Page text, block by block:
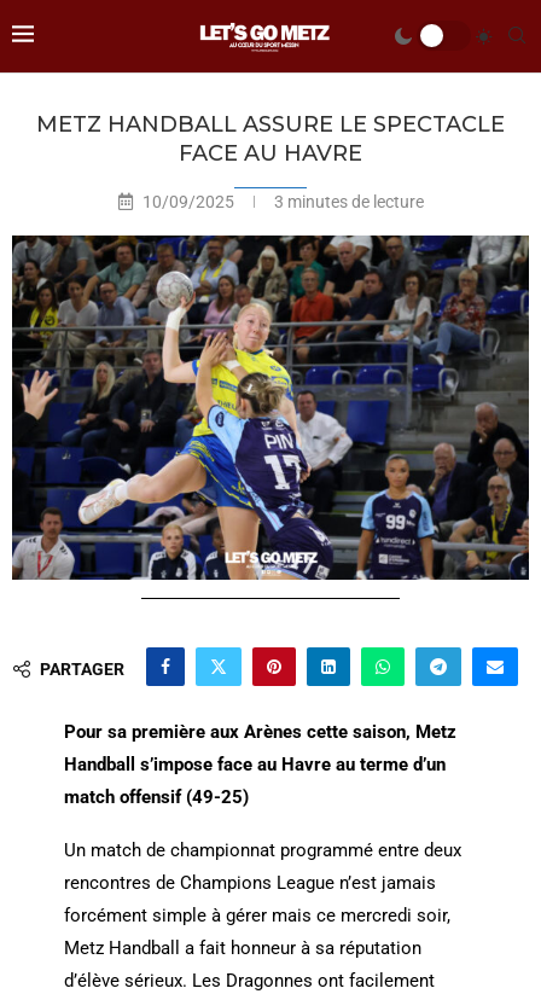
METZ HANDBALL ASSURE LE SPECTACLE
FACE AU HAVRE
10/09/2025 3 minutes de lecture
PARTAGER
Pour sa première aux Arènes cette saison, Metz
Handball s’impose face au Havre au terme d’un
match offensif (49-25)
Un match de championnat programmé entre deux
rencontres de Champions League n’est jamais
forcément simple à gérer mais ce mercredi soir,
Metz Handball a fait honneur à sa réputation
d’élève sérieux. Les Dragonnes ont facilement